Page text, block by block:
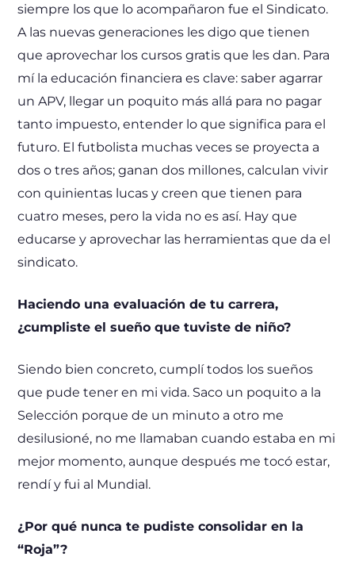
siempre los que lo acompañaron fue el Sindicato.
A las nuevas generaciones les digo que tienen
que aprovechar los cursos gratis que les dan. Para
mí la educación financiera es clave: saber agarrar
un APV, llegar un poquito más allá para no pagar
tanto impuesto, entender lo que significa para el
futuro. El futbolista muchas veces se proyecta a
dos o tres años; ganan dos millones, calculan vivir
con quinientas lucas y creen que tienen para
cuatro meses, pero la vida no es así. Hay que
educarse y aprovechar las herramientas que da el
sindicato.
Haciendo una evaluación de tu carrera,
¿cumpliste el sueño que tuviste de niño?
Siendo bien concreto, cumplí todos los sueños
que pude tener en mi vida. Saco un poquito a la
Selección porque de un minuto a otro me
desilusioné, no me llamaban cuando estaba en mi
mejor momento, aunque después me tocó estar,
rendí y fui al Mundial.
¿Por qué nunca te pudiste consolidar en la
“Roja”?